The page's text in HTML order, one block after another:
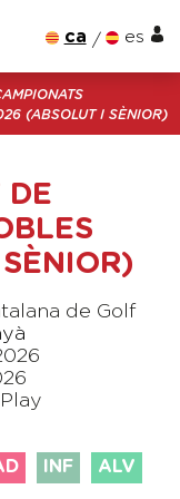
ca es
(ABSOLUT I SÈNIOR)
DE
de Golf
INF ALV